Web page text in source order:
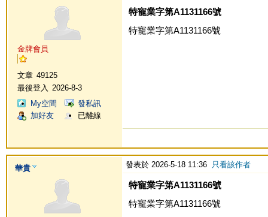
金牌會員
文章 49125
最後登入
2026-8-3
My空間
發私訊
加好友
已離線
特寵業字第A1131166號
特寵業字第A1131166號
華貴 發表於 2026-5-18 11:36 只看該作者
特寵業字第A1131166號
特寵業字第A1131166號